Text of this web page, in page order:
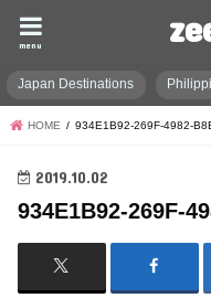
menu
Japan Destinations
HOME 934E1B92-269F-4982-
2019.10.02
934E1B92-269F-